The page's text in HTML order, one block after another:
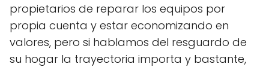
propietarios de reparar los equipos por
propia cuenta y estar economizando en
valores, pero si hablamos del resguardo de
su hogar la trayectoria importa y bastante,